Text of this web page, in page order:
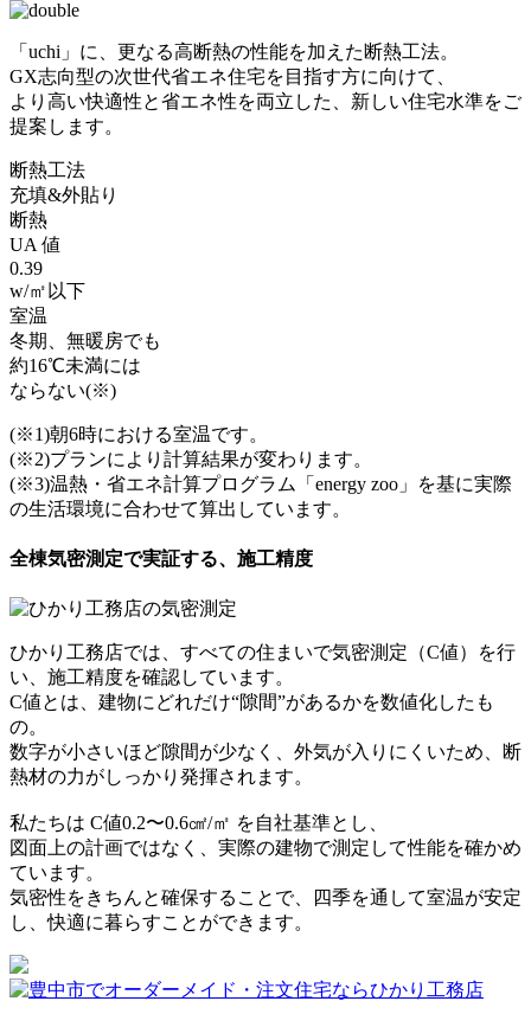
「uchi」に、更なる高断熱の性能を加えた断熱工法。
GX志向型の次世代省エネ住宅を目指す方に向けて、
より高い快適性と省エネ性を両立した、新しい住宅水準をご
提案します。
断熱工法
充填&外貼り
断熱
UA 値
0.39
w/㎡以下
室温
冬期、無暖房でも
約16℃未満には
ならない(※)
(※1)朝6時における室温です。
(※2)プランにより計算結果が変わります。
(※3)温熱・省エネ計算プログラム「energy zoo」を基に実際
の生活環境に合わせて算出しています。
全棟気密測定で実証する、施工精度
ひかり工務店では、すべての住まいで気密測定（C値）を行
い、施工精度を確認しています。
C値とは、建物にどれだけ“隙間”があるかを数値化したも
の。
数字が小さいほど隙間が少なく、外気が入りにくいため、断
熱材の力がしっかり発揮されます。
私たちは C値0.2〜0.6㎠/㎡ を自社基準とし、
図面上の計画ではなく、実際の建物で測定して性能を確かめ
ています。
気密性をきちんと確保することで、四季を通して室温が安定
し、快適に暮らすことができます。